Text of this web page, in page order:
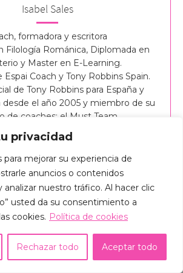
privacidad
para mejorar su experiencia de
anuncios o contenidos
analizar nuestro tráfico. Al hacer clic
usted da su consentimiento a
cookies. Política de cookies
Rechazar todo Aceptar todo
Isabel Sales
formadora y escritora
Filología Románica, Diplomada en
y Master en E-Learning.
Espai Coach y Tony Robbins Spain.
de Tony Robbins para España y
desde el año 2005 y miembro de su
de coaches: el Must Team.
Chopra en su Reto de 21 días de
en Español.
Share This